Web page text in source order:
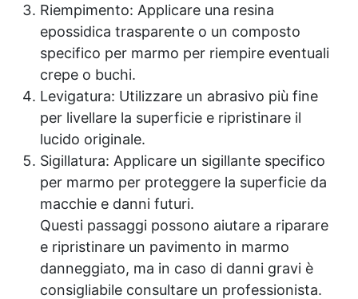
Riempimento: Applicare una resina
epossidica trasparente o un composto
specifico per marmo per riempire eventuali
crepe o buchi.
Levigatura: Utilizzare un abrasivo più fine
per livellare la superficie e ripristinare il
lucido originale.
Sigillatura: Applicare un sigillante specifico
per marmo per proteggere la superficie da
macchie e danni futuri.
Questi passaggi possono aiutare a riparare
e ripristinare un pavimento in marmo
danneggiato, ma in caso di danni gravi è
consigliabile consultare un professionista.